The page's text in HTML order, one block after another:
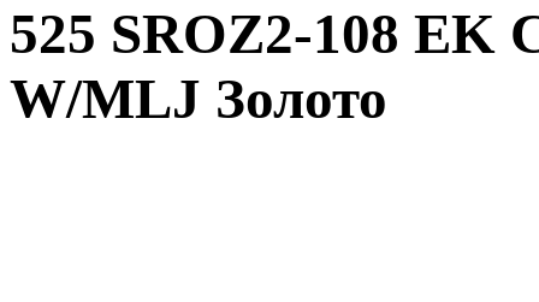
525 SROZ2-108 EK
W/MLJ Золото